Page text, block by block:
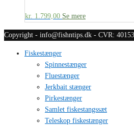
kr. 1.799,00 Se mere
Copyright - info@fishntips.dk - CVR:
Fiskestænger
Spinnestænger
Fluestænger
Jerkbait stænger
Pirkestænger
Samlet fiskestangssæt
Teleskop fiskestænger